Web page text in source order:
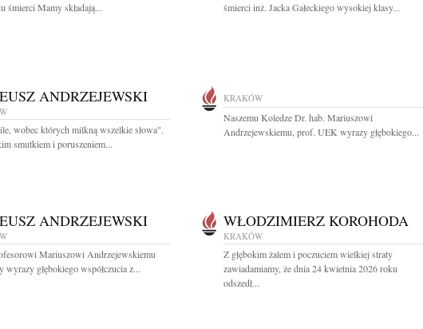
śmierci Mamy składają...
śmierci inż. Jacka Gałeckiego wysokiej klasy...
ANDRZEJEWSKI
wobec których milkną wszelkie słowa".
smutkiem i poruszeniem...
KRAKÓW
Naszemu Koledze Dr. hab. Mariuszowi
Andrzejewskiemu, prof. UEK wyrazy głębokiego...
ANDRZEJEWSKI
Mariuszowi Andrzejewskiemu
wyrazy głębokiego współczucia z...
WŁODZIMIERZ KOROHODA
KRAKÓW
Z głębokim żalem i poczuciem wielkiej straty
zawiadamiamy, że dnia 24 kwietnia 2026 roku
odszedł...